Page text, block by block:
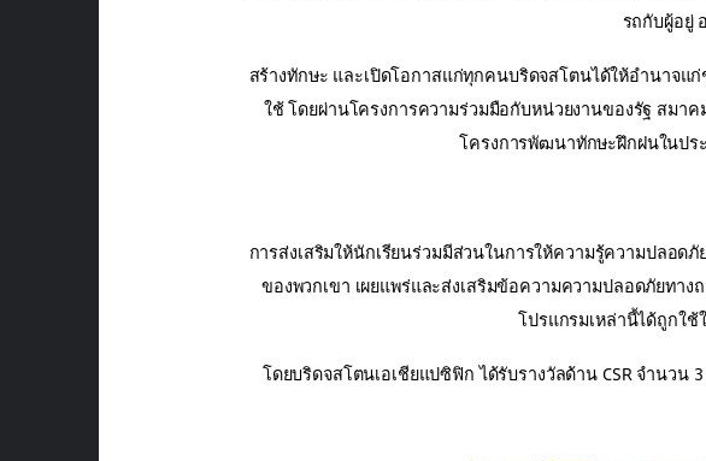
รถกับผู้อยู่
สร้างทักษะ และเปิดโอกาสแก่ทุกคนบริดจสโตนได้ให้อำนาจ
ใช้ โดยผ่านโครงการความร่วมมือกับหน่วยงานของรัฐ สมา
โครงการพัฒนาทักษะฝึกฝนในปร
การส่งเสริมให้นักเรียนร่วมมีส่วนในการให้ความรู้ความปลอ
ของพวกเขา เผยแพร่และส่งเสริมข้อความความปลอดภัยท
โปรแกรมเหล่านี้ได้ถูกใช้
โดยบริดจสโตนเอเชียแปซิฟิก ได้รับรางวัลด้าน CSR จำนวน